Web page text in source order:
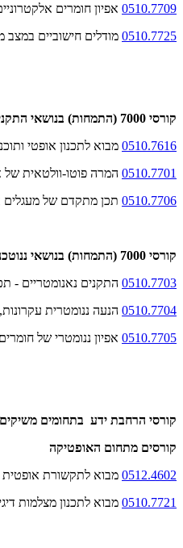
0510.7709 אפיון חומרים
0510.7725 מודלים חישוביים במצב
קורסי 7000 (התמחות) בנושאי התקנים
0510.7616 מבוא לתכנון אופטי
0510.7701 המרה פוטו-וולטאית
0510.7706 תכן מתקדם של מעגלים
קורסי 7000 (התמחות) בנושאי ננוטכנולוגיה
0510.7703 התקנים נאנומטריים -
0510.7704 הנעה ננומטרית
0510.7705 אפיון ננומטרי של
קורסי הרחבת ידע בתחומים משיקים
קורסים מתחום האופטיקה
0512.4602 מבוא לתקשורת אופטית
0510.7721 מבוא לתכנון מצלמות